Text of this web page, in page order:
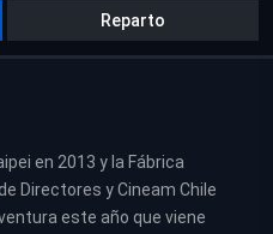
Reparto
en 2013 y la Fábrica
Directores y Cineam Chile
este año que viene